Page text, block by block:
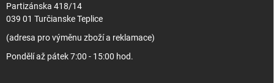
Partizánska 418/14
039 01 Turčianske Teplice
(adresa pro výměnu zboží a reklamace)
Pondělí až pátek 7:00 - 15:00 hod.